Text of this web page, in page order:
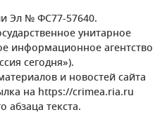
Эл № ФС77-57640.
унитарное
информационное агентство
сегодня»).
и новостей сайта
на https://crimea.ria.ru
абзаца текста.